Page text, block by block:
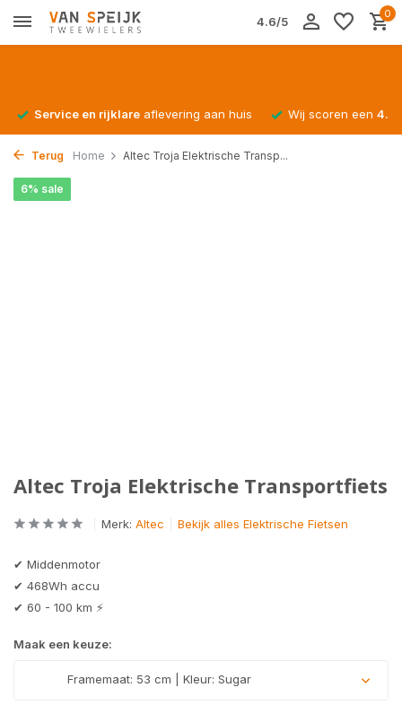
4.6/5
0
Service en rijklare aflevering aan huis Wij scoren een
Terug Home Altec Troja Elektrische Transp...
Altec Troja Elektrische Transportfiets
6% sale
Merk: Altec Bekijk alles Elektrische Fietsen
✔ Middenmotor
✔ 468Wh accu
✔ 60 - 100 km ⚡
Maak een keuze:
Framemaat: 53 cm | Kleur: Sugar